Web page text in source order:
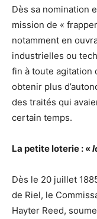
Dès sa nomination
mission de «
notamment en
industrielles ou
fin à toute agitation
obtenir plus
des traités qui
certain temps.
La petite loterie : «
Dès le 20 juillet
de Riel, le
Hayter Reed,